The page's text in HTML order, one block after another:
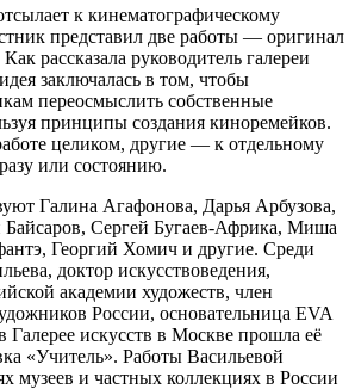
к кинематографическому
представил две работы — оригинал
рассказала руководитель галереи
заключалась в том, чтобы
переосмыслить собственные
принципы создания киноремейков.
целиком, другие — к отдельному
или состоянию.
Галина Агафонова, Дарья Арбузова,
Сергей Бугаев-Африка, Миша
Георгий Хомич и другие. Среди
доктор искусствоведения,
академии художеств, член
России, основательница EVA
Галерее искусств в Москве прошла её
«Учитель». Работы Васильевой
музеев и частных коллекциях в России